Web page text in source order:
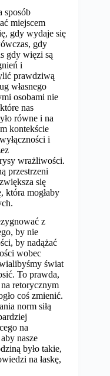
sposób
miejscem
gdy wydaje się
gdy
gdy więzi są
i
prawdziwą
własnego
osobami nie
nas
równe i na
kontekście
i
wrażliwości.
przestrzeni
się
która mogłaby
z
by nie
by nadążać
wobec
świat
To prawda,
retorycznym
coś zmienić.
norm siłą
na
nasze
było takie,
na łaskę,